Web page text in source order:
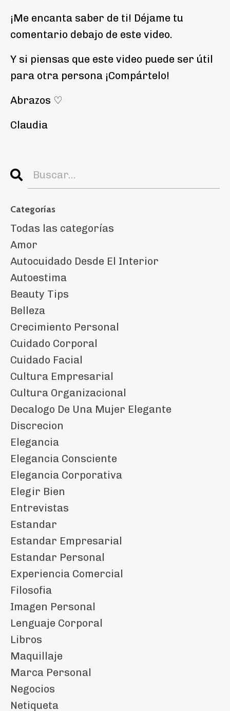
¡Me encanta saber de ti! Déjame tu
comentario debajo de este video.
Y si piensas que este video puede ser útil
para otra persona ¡Compártelo!
Abrazos ♡
Claudia
Categorías
Todas las categorías
Amor
Autocuidado Desde El Interior
Autoestima
Beauty Tips
Belleza
Crecimiento Personal
Cuidado Corporal
Cuidado Facial
Cultura Empresarial
Cultura Organizacional
Decalogo De Una Mujer Elegante
Discrecion
Elegancia
Elegancia Consciente
Elegancia Corporativa
Elegir Bien
Entrevistas
Estandar
Estandar Empresarial
Estandar Personal
Experiencia Comercial
Filosofia
Imagen Personal
Lenguaje Corporal
Libros
Maquillaje
Marca Personal
Negocios
Netiqueta